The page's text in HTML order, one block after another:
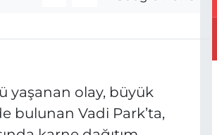
yaşanan olay, büyük
bulunan Vadi Park’ta,